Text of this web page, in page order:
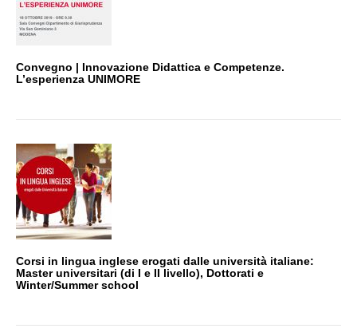
Convegno | Innovazione Didattica e Competenze.
L’esperienza UNIMORE
Corsi in lingua inglese erogati dalle università italiane:
Master universitari (di I e II livello), Dottorati e
Winter/Summer school